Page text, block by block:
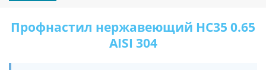
Профнастил нержавеющий НС35 0.65
AISI 304